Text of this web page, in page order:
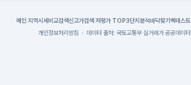
메인 지역시세 비교검색신고가검색 저평가 TOP3단지분석 바닥찾기 백테스트
개인정보처리방침 · 데이터 출처: 국토교통부 실거래가 공공데이터